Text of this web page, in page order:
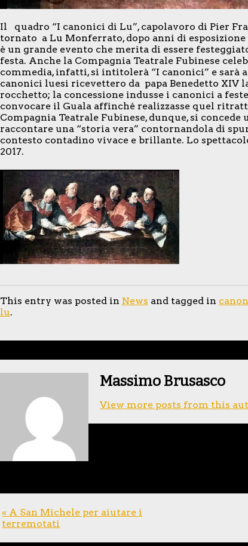
Il quadro “I canonici di Lu”, capolavoro di Pier
tornato a Lu Monferrato, dopo anni di esposizione
è un grande evento che merita di essere
festa. Anche la Compagnia Teatrale Fubinese
commedia, infatti, si intitolerà “I canonici” e sarà
canonici luesi ricevettero da papa Benedetto XIV
rocchetto; la concessione indusse i canonici a
convocare il Guala affinché realizzasse quel
Compagnia Teatrale Fubinese, dunque, si
raccontare una “storia vera” contornandola di
contesto contadino vivace e brillante. Lo
2017.
This entry was posted in News and tagged in
lu.
Massimo Brusasco
View more posts from this
« A San Michele per aiutare i
terremotati